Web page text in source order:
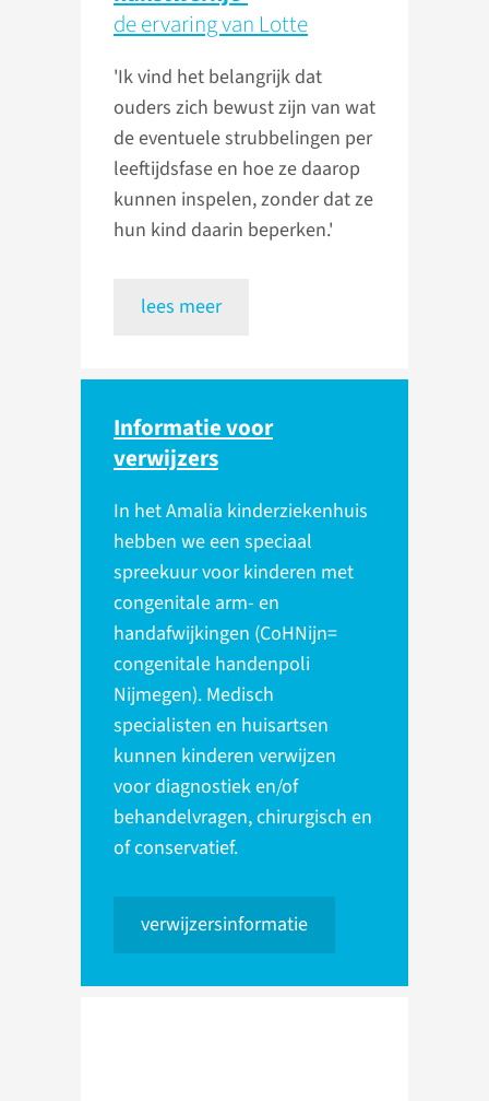
de ervaring van Lotte
'Ik vind het belangrijk dat
ouders zich bewust zijn van wat
de eventuele strubbelingen per
leeftijdsfase en hoe ze daarop
kunnen inspelen, zonder dat ze
hun kind daarin beperken.'
lees meer
Informatie voor
verwijzers
In het Amalia kinderziekenhuis
hebben we een speciaal
spreekuur voor kinderen met
congenitale arm- en
handafwijkingen (CoHNijn=
congenitale handenpoli
Nijmegen). Medisch
specialisten en huisartsen
kunnen kinderen verwijzen
voor diagnostiek en/of
behandelvragen, chirurgisch en
of conservatief.
verwijzersinformatie